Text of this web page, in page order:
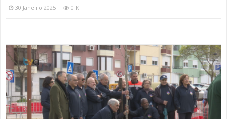
30 Janeiro 2025 0 K